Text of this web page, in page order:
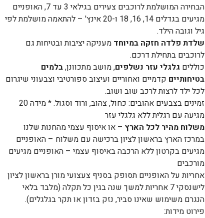
הבחירה המושלמת לרוכבים צעירים בגילאי 3 עד 7, האופניים
מגיעים בגדלים 14, 16, 18 ו-20 אינץ' – להתאמה מושלמת לפי
גיל וגובה הילד.
שלדת פלדה חזקה במיוחד מעניקה יציבות ובטיחות גם
לרוכבים בתחילת דרכם.
כוללים גלגלי עזר נשלפים, מושב מתכוונן,בלמים
בטיחותיים קדמיים ואחוריים ועיצוב ספורטיבי וצבעוני שיגרום
לכל ילד לרצות לרכב שוב ושוב.
זמינים בצבעים אהובים: כחול, צהוב, ורוד וסגול. * מידה 20
מגיעה עם רגלית ללא גלגלי עזר
משלוח מהיר לכל הארץ – או איסוף עצמי מהחנות שלנו
במרכז הארץ בראשון לציון ברכישה עם משלוח – האופניים
מגיעים בקרטון ללא הרכבה באיסוף עצמי – האופניים מגיעים
מורכבים
אחריות על האופניים תסופק בסניף צעצועי מורן בראשון לציון
לישנסקי 7 אחריות למשך שנה בגין כל תקלה (מלבד בלאי
הנגרם משימוש שאינו סביר, נזק בזדון או תקר בגלגלים).
פירוט מידות: